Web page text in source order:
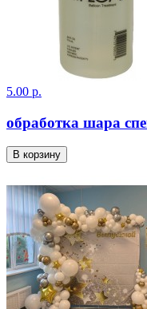
5.00 р.
обработка шара
В корзину